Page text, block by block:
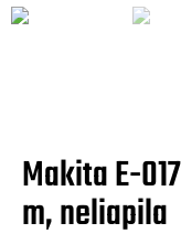
Makita E-
m, neliapila